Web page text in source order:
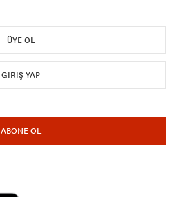
ÜYE OL
GIRIŞ YAP
ABONE OL